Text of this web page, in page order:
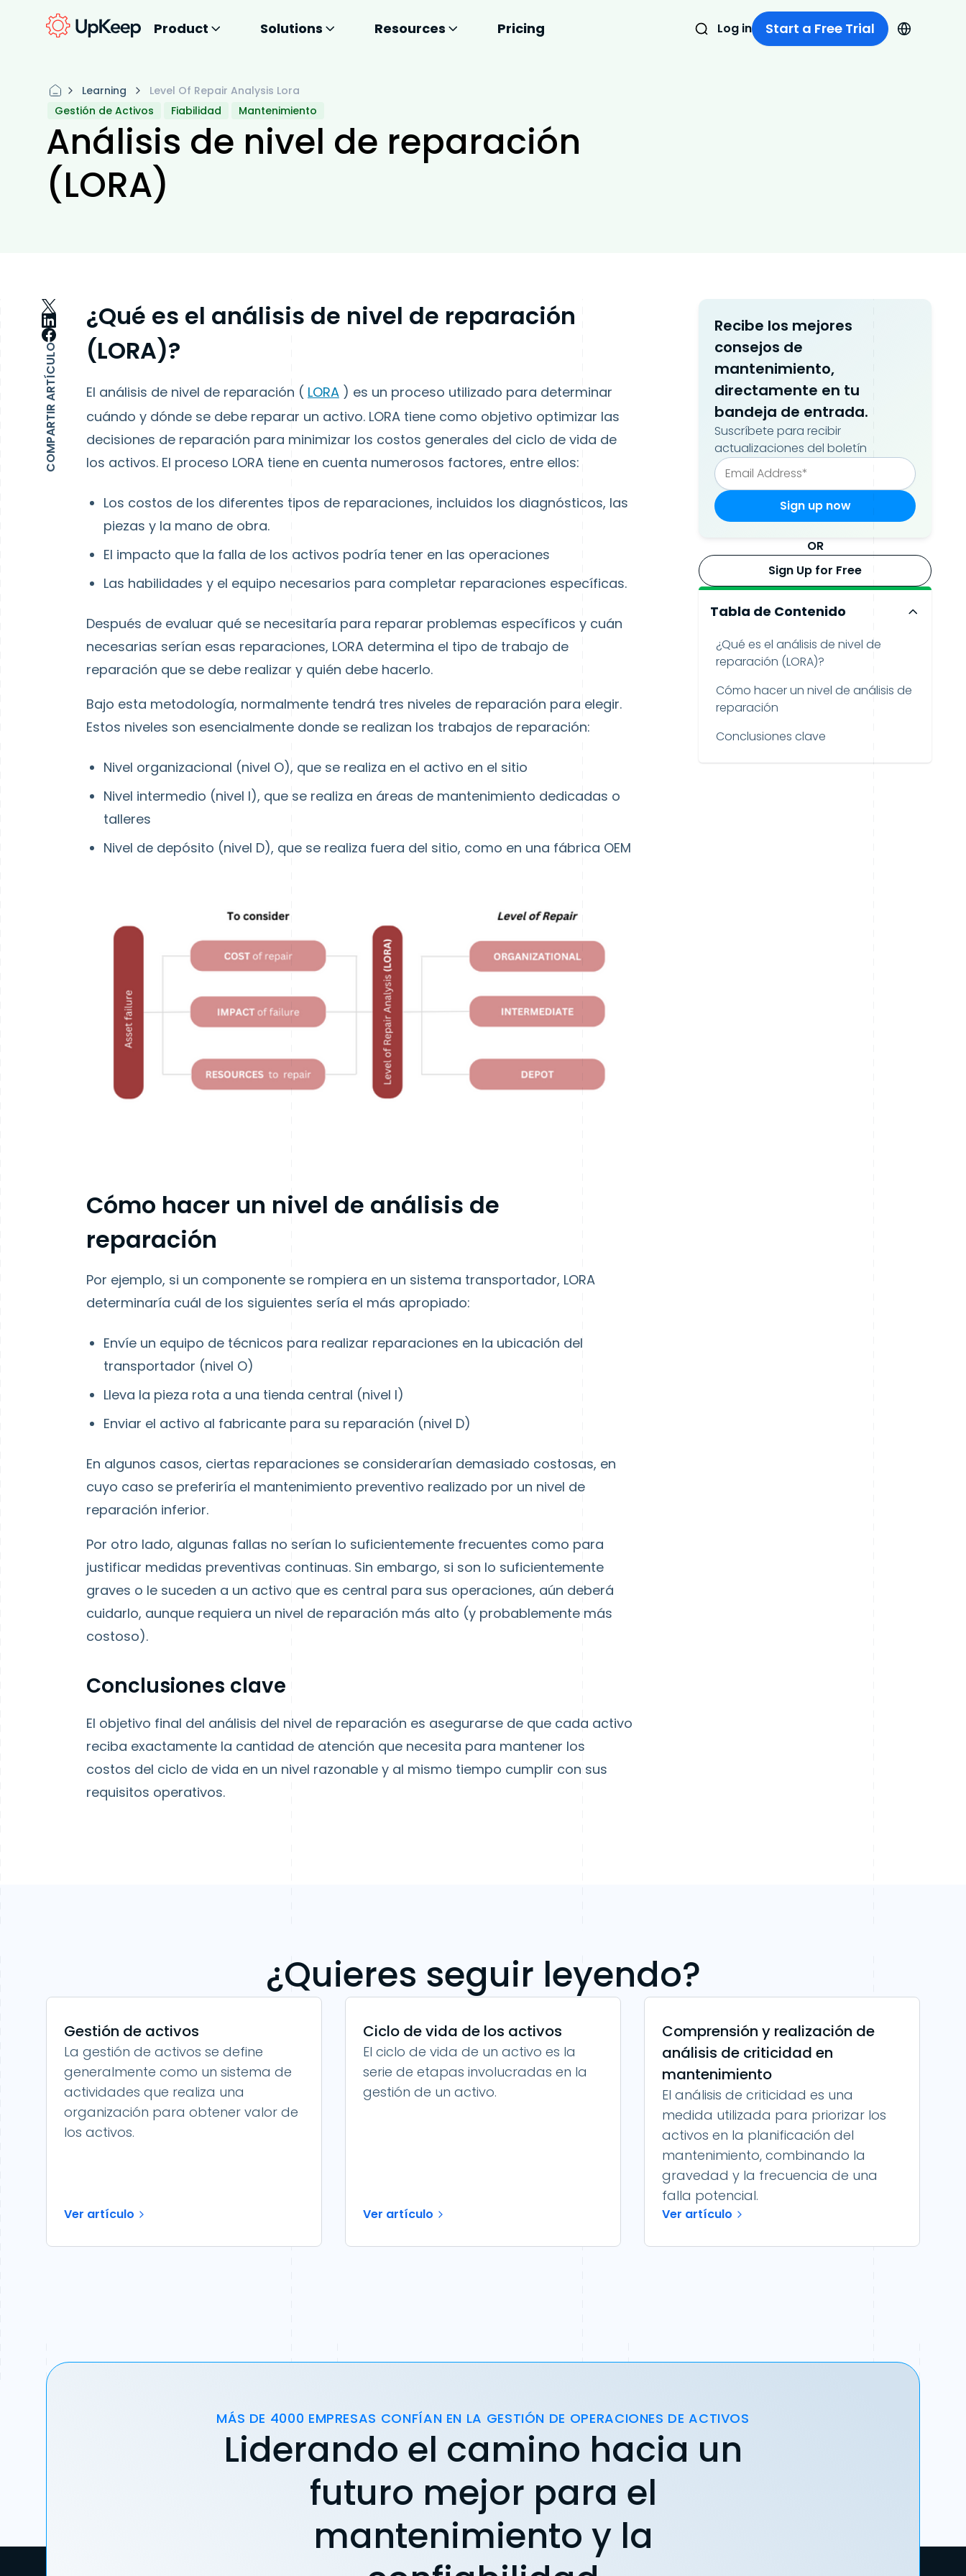
Product Solutions Resources Pricing Log in Start a Free Trial
Learning
Level Of Repair Analysis Lora
Gestión de Activos
Fiabilidad Mantenimiento
Análisis de nivel de reparación
(LORA)
COMPARTIR ARTÍCULO
¿Qué es el análisis de nivel de reparación
(LORA)?
El análisis de nivel de reparación ( LORA ) es un proceso utilizado para determinar
cuándo y dónde se debe reparar un activo. LORA tiene como objetivo optimizar las
decisiones de reparación para minimizar los costos generales del ciclo de vida de
los activos. El proceso LORA tiene en cuenta numerosos factores, entre ellos:
Los costos de los diferentes tipos de reparaciones, incluidos los diagnósticos, las
piezas y la mano de obra.
El impacto que la falla de los activos podría tener en las operaciones
Las habilidades y el equipo necesarios para completar reparaciones específicas.
Después de evaluar qué se necesitaría para reparar problemas específicos y cuán
necesarias serían esas reparaciones, LORA determina el tipo de trabajo de
reparación que se debe realizar y quién debe hacerlo.
Bajo esta metodología, normalmente tendrá tres niveles de reparación para elegir.
Estos niveles son esencialmente donde se realizan los trabajos de reparación:
Nivel organizacional (nivel O), que se realiza en el activo en el sitio
Nivel intermedio (nivel I), que se realiza en áreas de mantenimiento dedicadas o
talleres
Nivel de depósito (nivel D), que se realiza fuera del sitio, como en una fábrica OEM
Cómo hacer un nivel de análisis de
reparación
Por ejemplo, si un componente se rompiera en un sistema transportador, LORA
determinaría cuál de los siguientes sería el más apropiado:
Envíe un equipo de técnicos para realizar reparaciones en la ubicación del
transportador (nivel O)
Lleva la pieza rota a una tienda central (nivel I)
Enviar el activo al fabricante para su reparación (nivel D)
En algunos casos, ciertas reparaciones se considerarían demasiado costosas, en
cuyo caso se preferiría el mantenimiento preventivo realizado por un nivel de
reparación inferior.
Por otro lado, algunas fallas no serían lo suficientemente frecuentes como para
justificar medidas preventivas continuas. Sin embargo, si son lo suficientemente
graves o le suceden a un activo que es central para sus operaciones, aún deberá
cuidarlo, aunque requiera un nivel de reparación más alto (y probablemente más
costoso).
Conclusiones clave
El objetivo final del análisis del nivel de reparación es asegurarse de que cada activo
reciba exactamente la cantidad de atención que necesita para mantener los
costos del ciclo de vida en un nivel razonable y al mismo tiempo cumplir con sus
requisitos operativos.
Recibe los mejores
consejos de
mantenimiento,
directamente en tu
bandeja de entrada.
Suscríbete para recibir
actualizaciones del boletín
OR
Sign Up for Free
Tabla de Contenido
¿Qué es el análisis de nivel de
reparación (LORA)?
Cómo hacer un nivel de análisis de
reparación
Conclusiones clave
¿Quieres seguir leyendo?
Gestión de activos
La gestión de activos se define
generalmente como un sistema de
actividades que realiza una
organización para obtener valor de
los activos.
Ver artículo
Ciclo de vida de los activos
El ciclo de vida de un activo es la
serie de etapas involucradas en la
gestión de un activo.
Ver artículo
Comprensión y realización de
análisis de criticidad en
mantenimiento
El análisis de criticidad es una
medida utilizada para priorizar los
activos en la planificación del
mantenimiento, combinando la
gravedad y la frecuencia de una
falla potencial.
Ver artículo
MÁS DE 4000 EMPRESAS CONFÍAN EN LA GESTIÓN DE OPERACIONES DE ACTIVOS
Liderando el camino hacia un
futuro mejor para el
mantenimiento y la